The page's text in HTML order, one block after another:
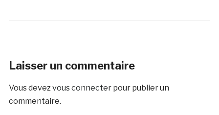
Laisser un commentaire
Vous devez vous connecterpour publier un
commentaire.